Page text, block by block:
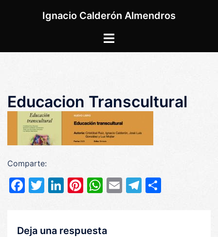
Ignacio Calderón Almendros
Alternar
Educacion Transcultural
Comparte:
Facebook
Twitter
LinkedIn
Pinterest
WhatsApp
EmailTelegram
Deja una respuesta